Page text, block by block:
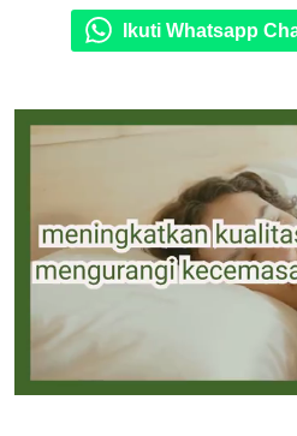
Ikuti Whatsapp